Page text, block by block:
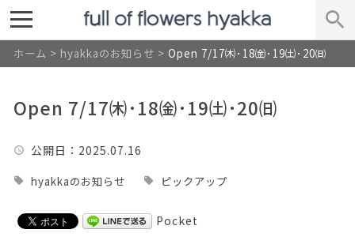
ホーム > hyakkaのお知らせ > Open 7/17㈭･18㈮･19㈯･20㈰
Open 7/17㈭･18㈮･19㈯･20㈰
公開日 ：2025.07.16
hyakkaのお知らせ ピックアップ
Pocket